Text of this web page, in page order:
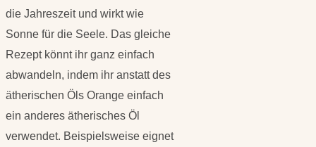
die Jahreszeit und wirkt wie
Sonne für die Seele. Das gleiche
Rezept könnt ihr ganz einfach
abwandeln, indem ihr anstatt des
ätherischen Öls Orange einfach
ein anderes ätherisches Öl
verwendet. Beispielsweise eignet